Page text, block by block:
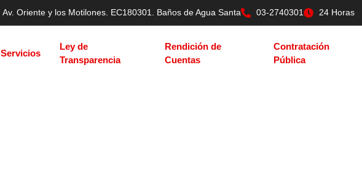
Av. Oriente y los Motilones. EC180301. Baños de Agua Santa 03-2740301 24 Horas
Servicios
Ley de
Transparencia
Rendición de
Cuentas
Contratación
Pública